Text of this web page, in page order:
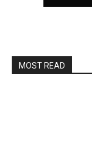
MOST READ